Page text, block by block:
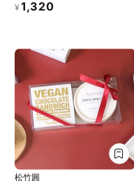
¥ 1,320
松竹圓